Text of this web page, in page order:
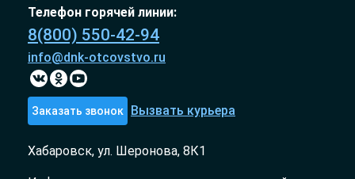
Телефон горячей линии:
8(800) 550-42-94
info@dnk-otcovstvo.ru
Заказать звонок Вызвать курьера
Хабаровск, ул. Шеронова, 8К1